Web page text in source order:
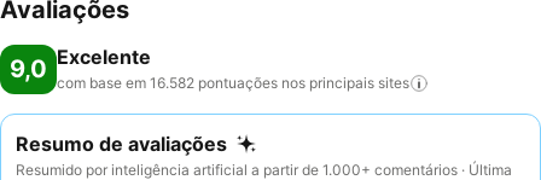
Avaliações
9,0 Excelente
com base em 16.582 pontuações nos principais sites
Resumo de avaliações
Resumido por inteligência artificial a partir de 1.000+ comentários · Última